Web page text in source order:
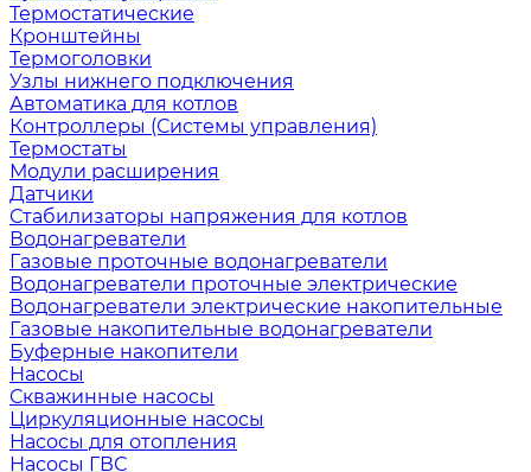
Термостатические
Кронштейны
Термоголовки
Узлы нижнего подключения
Автоматика для котлов
Контроллеры (Системы управления)
Термостаты
Модули расширения
Датчики
Стабилизаторы напряжения для котлов
Водонагреватели
Газовые проточные водонагреватели
Водонагреватели проточные электрические
Водонагреватели электрические накопительные
Газовые накопительные водонагреватели
Буферные накопители
Насосы
Скважинные насосы
Циркуляционные насосы
Насосы для отопления
Насосы ГВС